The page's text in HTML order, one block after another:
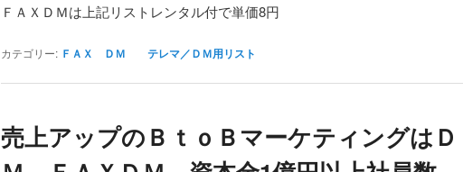
ＦＡＸＤＭは上記リストレンタル付で単価8円
カテゴリー: ＦＡＸ ＤＭ テレマ／ＤＭ用リスト
売上アップのＢｔｏＢマーケティングはＤ